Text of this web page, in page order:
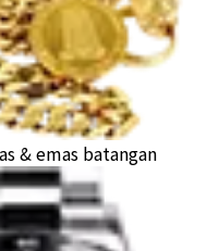
& emas batangan